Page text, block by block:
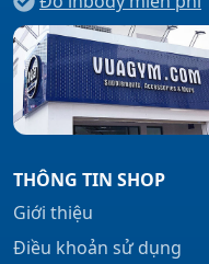
THÔNG TIN SHOP
Giới thiệu
Điều khoản sử dụng